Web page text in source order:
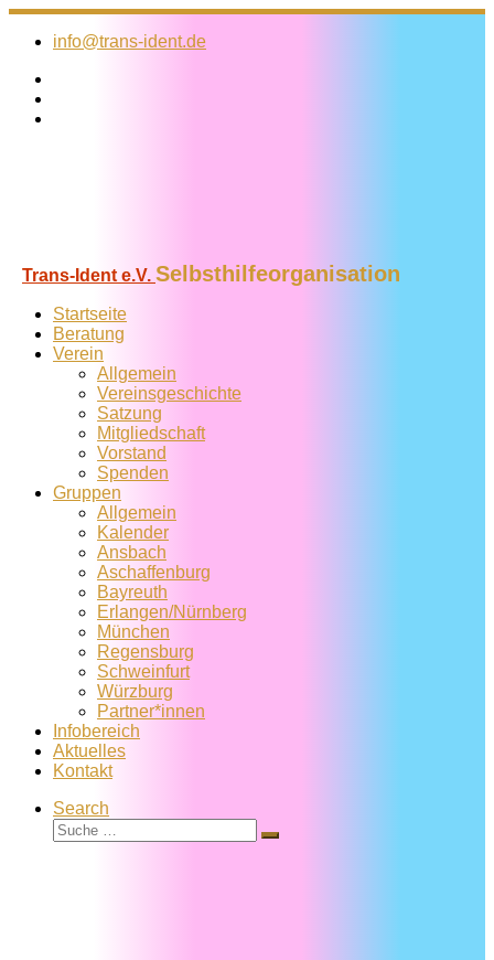
Zum
Inhalt
info@trans-ident.de
Trans-Ident e.V. Selbsthilfeorganisation
Startseite
Beratung
Verein
Allgemein
Vereins­geschichte
Satzung
Mitglied­schaft
Vorstand
Spenden
Gruppen
Allgemein
Kalender
Ansbach
Aschaffenburg
Bayreuth
Erlangen/Nürnberg
München
Regensburg
Schweinfurt
Würzburg
Partner*innen
Infobereich
Aktuelles
Kontakt
Search
Suche
Suche